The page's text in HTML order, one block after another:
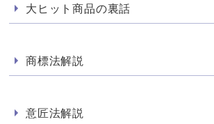
大ヒット商品の裏話
商標法解説
意匠法解説